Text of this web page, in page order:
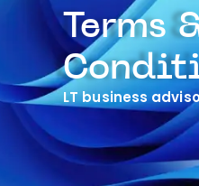
Terms
LT business